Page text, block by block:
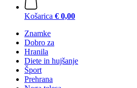
Košarica € 0,00
Znamke
Dobro za
Hranila
Diete in hujšanje
Šport
Prehrana